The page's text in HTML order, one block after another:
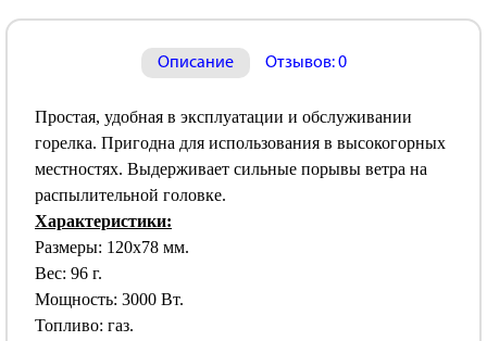
Описание Отзывов: 0
Простая, удобная в эксплуатации и обслуживании
горелка. Пригодна для использования в высокогорных
местностях. Выдерживает сильные порывы ветра на
распылительной головке.
Характеристики:
Размеры: 120х78 мм.
Вес: 96 г.
Мощность: 3000 Вт.
Топливо: газ.